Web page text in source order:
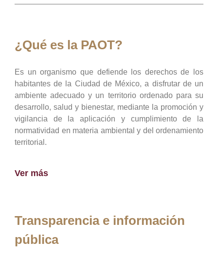
¿Qué es la PAOT?
Es un organismo que defiende los derechos de los
habitantes de la Ciudad de México, a disfrutar de un
ambiente adecuado y un territorio ordenado para su
desarrollo, salud y bienestar, mediante la promoción y
vigilancia de la aplicación y cumplimiento de la
normatividad en materia ambiental y del ordenamiento
territorial.
Ver más
Transparencia e información
pública